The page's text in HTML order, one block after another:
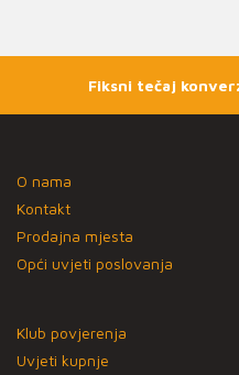
Fiksni tečaj
O nama
Kontakt
Prodajna mjesta
Opći uvjeti poslovanja
Klub povjerenja
Uvjeti kupnje